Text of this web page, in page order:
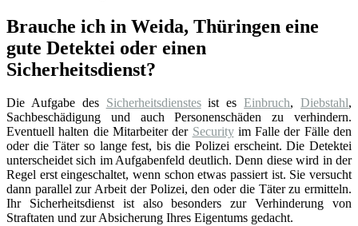
Brauche ich in Weida, Thüringen eine
gute Detektei oder einen
Sicherheitsdienst?
Die Aufgabe des Sicherheitsdienstesist esEinbruch,Diebstahl,
Sachbeschädigung und auch Personenschäden zu verhindern.
Eventuell halten die Mitarbeiter der Securityim Falle der Fälle den
oder die Täter so lange fest, bis die Polizei erscheint. Die Detektei
unterscheidet sich im Aufgabenfeld deutlich. Denn diese wird in der
Regel erst eingeschaltet, wenn schon etwas passiert ist. Sie versucht
dann parallel zur Arbeit der Polizei, den oder die Täter zu ermitteln.
Ihr Sicherheitsdienst ist also besonders zur Verhinderung von
Straftaten und zur Absicherung Ihres Eigentums gedacht.